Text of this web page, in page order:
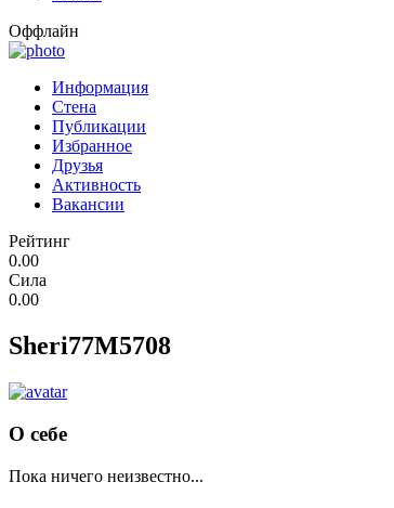
Оффлайн
Информация
Стена
Публикации
Избранное
Друзья
Активность
Вакансии
Рейтинг
0.00
Сила
0.00
Sheri77M5708
О себе
Пока ничего неизвестно...